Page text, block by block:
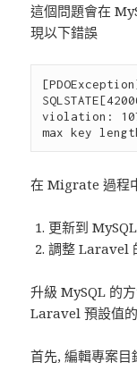
這個問題會在
現以下錯誤
violation:
在 Migrate 過程
更新到
調整 Laravel
升級 MySQL 的
Laravel 預設值
首先, 編輯專案目